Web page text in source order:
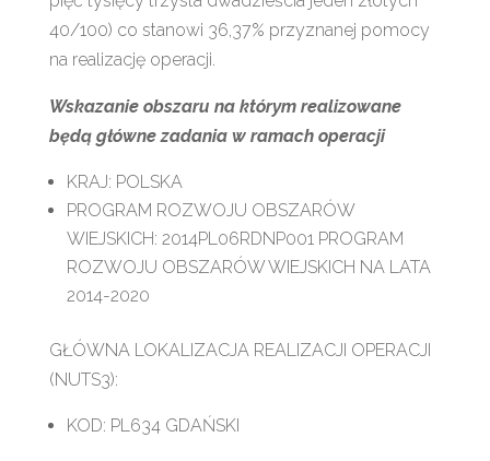
40/100) co stanowi 36,37% przyznanej pomocy
na realizację operacji.
Wskazanie obszaru na którym realizowane
będą główne zadania w ramach operacji
KRAJ: POLSKA
PROGRAM ROZWOJU OBSZARÓW
WIEJSKICH: 2014PL06RDNP001 PROGRAM
ROZWOJU OBSZARÓW WIEJSKICH NA LATA
2014-2020
GŁÓWNA LOKALIZACJA REALIZACJI OPERACJI
(NUTS3):
KOD: PL634 GDAŃSKI